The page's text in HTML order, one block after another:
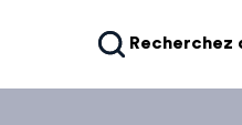
Recherchez